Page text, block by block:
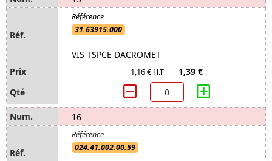
31.63915.000
VIS TSPCE DACROMET
1,16 € H.T 1,39 €
16
024.41.002.00.59